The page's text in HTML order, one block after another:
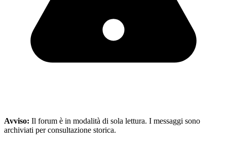
Avviso: Il forum è in modalità di sola lettura. I messaggi sono
archiviati per consultazione storica.